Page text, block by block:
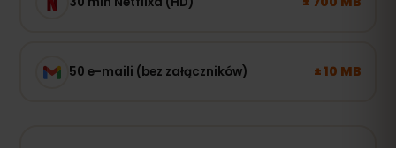
50 e-maili (bez załączników) ± 10 MB